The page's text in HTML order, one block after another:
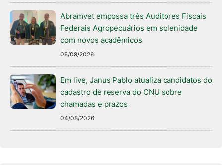
Abramvet empossa três Auditores Fiscais
Federais Agropecuários em solenidade
com novos acadêmicos
05/08/2026
Em live, Janus Pablo atualiza candidatos do
cadastro de reserva do CNU sobre
chamadas e prazos
04/08/2026